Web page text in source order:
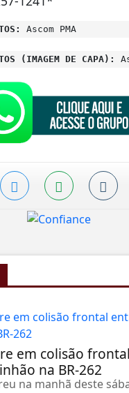
Ascom PMA
(IMAGEM DE CAPA):
em colisão
na BR-262
na manhã deste